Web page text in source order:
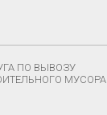
ПО ВЫВОЗУ
МУСОРА